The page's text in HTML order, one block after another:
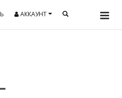
АККАУНТ